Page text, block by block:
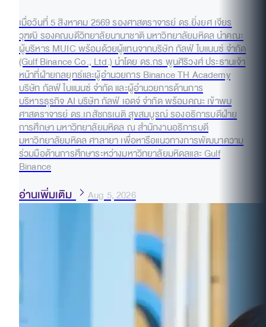
เมื่อวันที่ 5 สิงหาคม 2569 รองศาสตราจารย์ ดร.ยิ่งยศ เจียร
วุฑฒิ รองคณบดีวิทยาลัยนานาชาติ มหาวิทยาลัยมหิดล นำคณะ
ผู้บริหาร MUIC พร้อมด้วยผู้แทนจากบริษัท กัลฟ์ ไบแนนซ์ จำกัด
(Gulf Binance Co., Ltd.) นำโดย ดร.กร พูนศิริวงศ์ ประธานเจ้า
หน้าที่ฝ่ายกลยุทธ์และผู้อำนวยการ Binance TH Academy
บริษัท กัลฟ์ ไบแนนซ์ จำกัด และผู้อำนวยการด้านการ
บริหารธุรกิจ AI บริษัท กัลฟ์ เอดจ์ จำกัด พร้อมคณะ เข้าพบ
ศาสตราจารย์ ดร.เภสัชกรเนติ สุขสมบูรณ์ รองอธิการบดีฝ่าย
การศึกษา มหาวิทยาลัยมหิดล ณ สำนักงานอธิการบดี
มหาวิทยาลัยมหิดล ศาลายา เพื่อหารือแนวทางการพัฒนาความ
ร่วมมือด้านการศึกษาระหว่างมหาวิทยาลัยมหิดลและ Gulf
Binance
อ่านเพิ่มเติม Aug 5, 2026